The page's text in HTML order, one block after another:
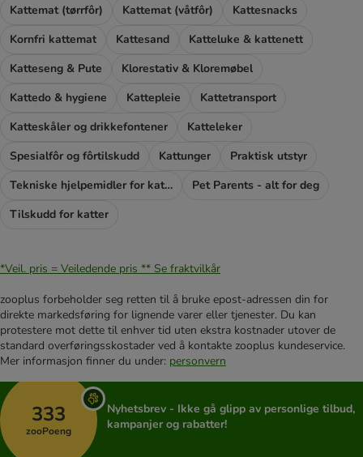
Kattemat (tørrfôr) Kattemat (våtfôr)
Kattesnacks
Kornfri kattemat
Kattesand
Katteluke & kattenett
Katteseng & Pute
Klorestativ & Kloremøbel
Kattedo & hygiene
Kattepleie
Kattetransport
Katteskåler og drikkefontener
Katteleker
Spesialfôr og fôrtilskudd
Kattunger
Praktisk utstyr
Tekniske hjelpemidler for katter
Pet Parents - alt for deg
Tilskudd for katter
*Veil. pris = Veiledende pris ** Se fraktvilkår
zooplus forbeholder seg retten til å bruke epost-adressen din for
direkte markedsføring for lignende varer eller tjenester. Du kan
protestere mot dette til enhver tid uten ekstra kostnader utover de
standard overføringsskostader ved å kontakte zooplus kundeservice.
Mer informasjon finner du under: personvern
333
zooPoeng
Nyhetsbrev - Ikke gå glipp av personlige tilbud,
kampanjer og rabatter!